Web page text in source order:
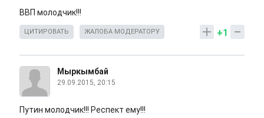
ВВП молодчик!!!
+1
ЦИТИРОВАТЬ ЖАЛОБА МОДЕРАТОРУ
Мыркымбай
29.09.2015, 20:15
Путин молодчик!!! Респект ему!!!